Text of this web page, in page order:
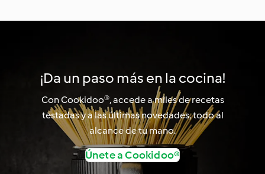
¡Da un paso más en la cocina!
Con Cookidoo®, accede a miles de recetas
testadas y a las últimas novedades, todo al
alcance de tu mano.
Únete a Cookidoo®